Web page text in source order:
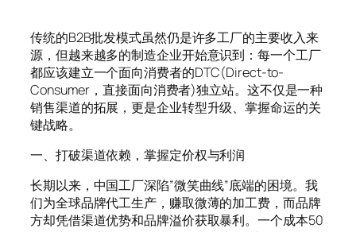
传统的B2B批发模式虽然仍是许多工厂的主要收入来
源，但越来越多的制造企业开始意识到：每一个工厂
都应该建立一个面向消费者的DTC(Direct-to-
Consumer，直接面向消费者)独立站。这不仅是一种
销售渠道的拓展，更是企业转型升级、掌握命运的关
键战略。
一、打破渠道依赖，掌握定价权与利润
长期以来，中国工厂深陷”微笑曲线”底端的困境。我
们为全球品牌代工生产，赚取微薄的加工费，而品牌
方却凭借渠道优势和品牌溢价获取暴利。一个成本50